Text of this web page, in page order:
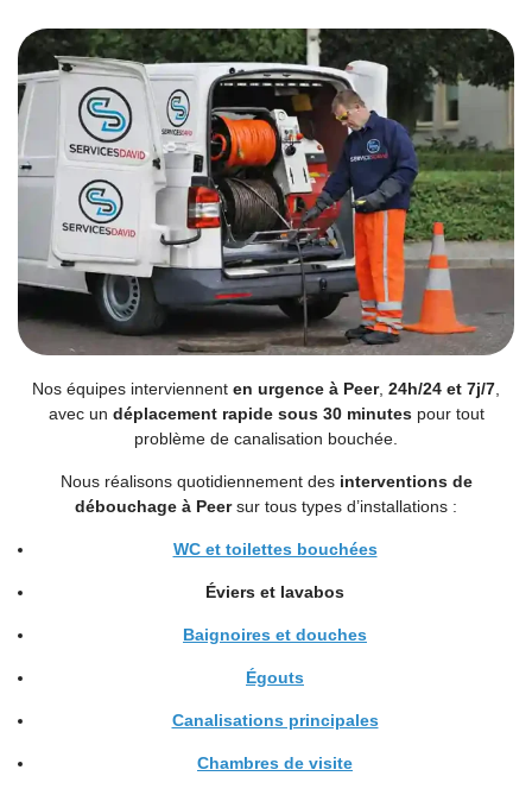
Nos équipes interviennent en urgence à Peer, 24h/24 et 7j/7,
avec un déplacement rapide sous 30 minutespour tout
problème de canalisation bouchée.
Nous réalisons quotidiennement des interventions de
débouchage à Peersur tous types d’installations :
WC et toilettes bouchées
Éviers et lavabos
Baignoires et douches
Égouts
Canalisations principales
Chambres de visite